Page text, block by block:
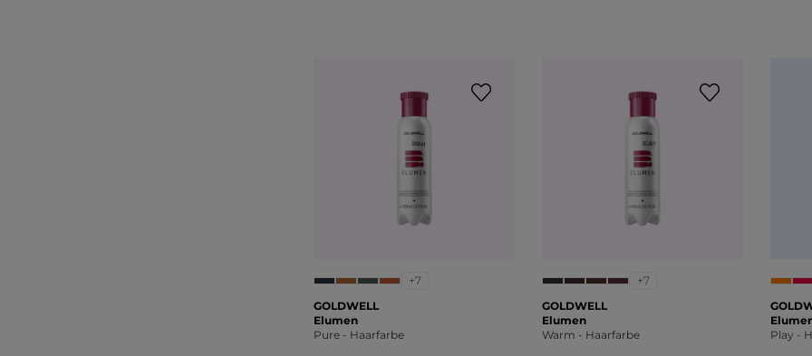
+7
GOLDWELL
Elumen
Pure - Haarfarbe
+7
GOLDWELL
Elumen
Warm - Haarfarbe
Play -